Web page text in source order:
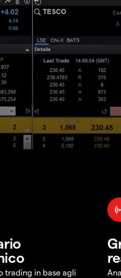
trading in base agli